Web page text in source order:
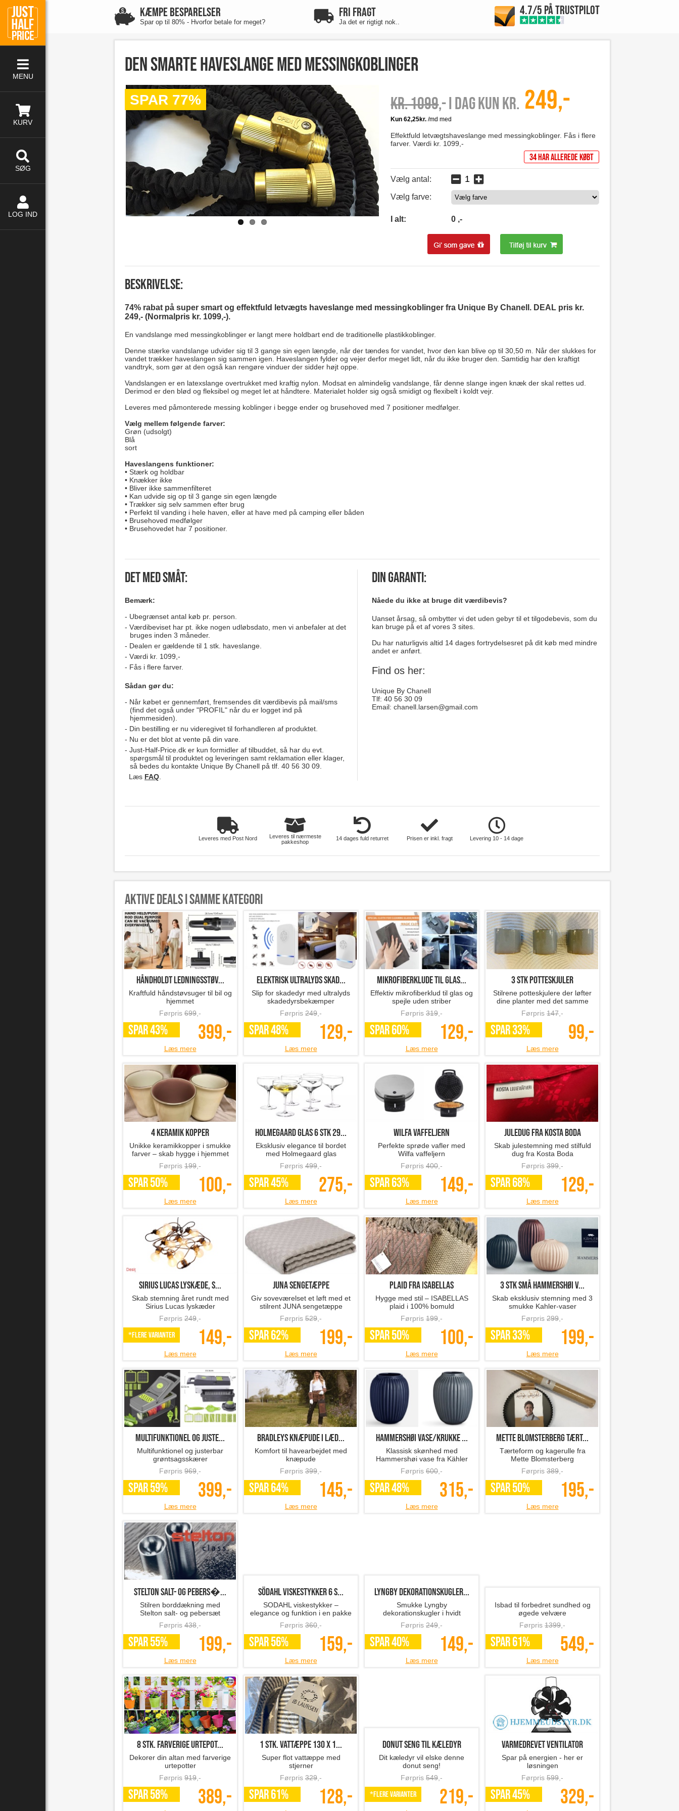
MENU
KURV
SØG
LOG IND
KÆMPE BESPARELSER
Spar op til 80% - Hvorfor betale for meget?
FRI FRAGT
Ja det er rigtigt nok..
4.7/5 PÅ TRUSTPILOT
Den smarte haveslange med messingkoblinger
SPAR 77% Kr. 1099,- I dag kun kr. 249,-
Effektfuld letvægtshaveslange med messingkoblinger. Fås i flere
farver. Værdi kr. 1099,-
34 har allerede købt
Vælg antal:
Vælg farve:
I alt: 0 ,-
Beskrivelse:
74% rabat på super smart og effektfuld letvægts haveslange med messingkoblinger fra Unique By Chanell. DEAL pris kr.
249,- (Normalpris kr. 1099,-).
En vandslange med messingkoblinger er langt mere holdbart end de traditionelle plastikkoblinger.
Denne stærke vandslange udvider sig til 3 gange sin egen længde, når der tændes for vandet, hvor den kan blive op til 30,50 m. Når der slukkes for
vandet trækker haveslangen sig sammen igen. Haveslangen fylder og vejer derfor meget lidt, når du ikke bruger den. Samtidig har den kraftigt
vandtryk, som gør at den også kan rengøre vinduer der sidder højt oppe.
Vandslangen er en latexslange overtrukket med kraftig nylon. Modsat en almindelig vandslange, får denne slange ingen knæk der skal rettes ud.
Derimod er den blød og fleksibel og meget let at håndtere. Materialet holder sig også smidigt og flexibelt i koldt vejr.
Leveres med påmonterede messing koblinger i begge ender og brusehoved med 7 positioner medfølger.
Vælg mellem følgende farver:
Grøn (udsolgt)
Blå
sort
Haveslangens funktioner:
• Stærk og holdbar
• Knækker ikke
• Bliver ikke sammenfilteret
• Kan udvide sig op til 3 gange sin egen længde
• Trækker sig selv sammen efter brug
• Perfekt til vanding i hele haven, eller at have med på camping eller båden
• Brusehoved medfølger
• Brusehovedet har 7 positioner.
Det med småt:
Bemærk:
Ubegrænset antal køb pr. person.
Værdibeviset har pt. ikke nogen udløbsdato, men vi anbefaler at det
bruges inden 3 måneder.
Dealen er gældende til 1 stk. haveslange.
Værdi kr. 1099,-
Fås i flere farver.
Sådan gør du:
Når købet er gennemført, fremsendes dit værdibevis på mail/sms
(find det også under "PROFIL" når du er logget ind på
hjemmesiden).
Din bestilling er nu videregivet til forhandleren af produktet.
Nu er det blot at vente på din vare.
Just-Half-Price.dk er kun formidler af tilbuddet, så har du evt.
spørgsmål til produktet og leveringen samt reklamation eller klager,
så bedes du kontakte Unique By Chanell på tlf. 40 56 30 09.
Læs FAQ
Din garanti:
Nåede du ikke at bruge dit værdibevis?
Uanset årsag, så ombytter vi det uden gebyr til et tilgodebevis, som du
kan bruge på et af vores 3 sites.
Du har naturligvis altid 14 dages fortrydelsesret på dit køb med mindre
andet er anført.
Find os her:
Unique By Chanell
Tlf: 40 56 30 09
Email:chanell.larsen@gmail.com
Leveres med Post Nord
Leveres til nærmeste
pakkeshop
14 dages fuld returret Prisen er inkl. fragt Levering 10 - 14 dage
Aktive deals i samme kategori
Håndholdt ledningsstøv...
Kraftfuld håndstøvsuger til bil og
hjemmet
Førpris 699 ,-
SPAR 43% 399,-
Læs mere
Elektrisk ultralyds skad...
Slip for skadedyr med ultralyds
skadedyrsbekæmper
Førpris 249 ,-
SPAR 48% 129,-
Læs mere
Mikrofiberklude til glas...
Effektiv mikrofiberklud til glas og
spejle uden striber
Førpris 319 ,-
SPAR 60% 129,-
Læs mere
3 stk potteskjuler
Stilrene potteskjulere der løfter
dine planter med det samme
Førpris 147 ,-
SPAR 33% 99,-
Læs mere
4 keramik kopper
Unikke keramikkopper i smukke
farver – skab hygge i hjemmet
Førpris 199 ,-
SPAR 50% 100,-
Læs mere
Holmegaard glas 6 stk 29...
Eksklusiv elegance til bordet
med Holmegaard glas
Førpris 499 ,-
SPAR 45% 275,-
Læs mere
Wilfa vaffeljern
Perfekte sprøde vafler med
Wilfa vaffeljern
Førpris 400 ,-
SPAR 63% 149,-
Læs mere
Juledug fra Kosta Boda
Skab julestemning med stilfuld
dug fra Kosta Boda
Førpris 399 ,-
SPAR 68% 129,-
Læs mere
Sirius LUCAS lyskæde, s...
Skab stemning året rundt med
Sirius Lucas lyskæder
Førpris 249 ,-
*Flere varianter 149,-
Læs mere
JUNA sengetæppe
Giv soveværelset et løft med et
stilrent JUNA sengetæppe
Førpris 529 ,-
SPAR 62% 199,-
Læs mere
Plaid fra ISABELLAS
Hygge med stil – ISABELLAS
plaid i 100% bomuld
Førpris 199 ,-
SPAR 50% 100,-
Læs mere
3 stk små Hammershøi v...
Skab eksklusiv stemning med 3
smukke Kahler-vaser
Førpris 299 ,-
SPAR 33% 199,-
Læs mere
Multifunktionel og juste...
Multifunktionel og justerbar
grøntsagsskærer
Førpris 969 ,-
SPAR 59% 399,-
Læs mere
BRADLEYS knæpude i læd...
Komfort til havearbejdet med
knæpude
Førpris 399 ,-
SPAR 64% 145,-
Læs mere
Hammershøi vase/krukke ...
Klassisk skønhed med
Hammershøi vase fra Kähler
Førpris 600 ,-
SPAR 48% 315,-
Læs mere
Mette Blomsterberg tært...
Tærteform og kagerulle fra
Mette Blomsterberg
Førpris 389 ,-
SPAR 50% 195,-
Læs mere
Stelton salt- og pebers�...
Stilren borddækning med
Stelton salt- og pebersæt
Førpris 438 ,-
SPAR 55% 199,-
Læs mere
SÖDAHL viskestykker 6 s...
SODAHL viskestykker –
elegance og funktion i en pakke
Førpris 360 ,-
SPAR 56% 159,-
Læs mere
Lyngby dekorationskugler...
Smukke Lyngby
dekorationskugler i hvidt
porcelæn, 2-pak
Førpris 249 ,-
SPAR 40% 149,-
Læs mere
Isbad til forbedret sundhed og
øgede velvære
Førpris 1399 ,-
SPAR 61% 549,-
Læs mere
8 stk. farverige urtepot...
Dekorer din altan med farverige
urtepotter
Førpris 919 ,-
SPAR 58% 389,-
1 stk. vattæppe 130 x 1...
Super flot vattæppe med
stjerner
Førpris 329 ,-
SPAR 61% 128,-
Donut seng til kæledyr
Dit kæledyr vil elske denne
donut seng!
Førpris 549 ,-
*Flere varianter 219,-
Varmedrevet ventilator
Spar på energien - her er
løsningen
Førpris 599 ,-
SPAR 45% 329,-